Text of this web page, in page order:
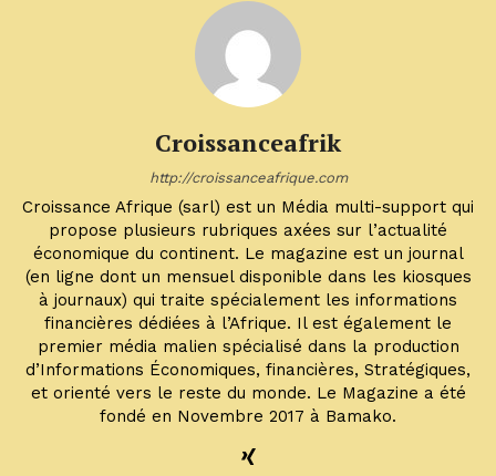
Croissanceafrik
http://croissanceafrique.com
Croissance Afrique (sarl) est un Média multi-support qui
propose plusieurs rubriques axées sur l’actualité
économique du continent. Le magazine est un journal
(en ligne dont un mensuel disponible dans les kiosques
à journaux) qui traite spécialement les informations
financières dédiées à l’Afrique. Il est également le
premier média malien spécialisé dans la production
d’Informations Économiques, financières, Stratégiques,
et orienté vers le reste du monde. Le Magazine a été
fondé en Novembre 2017 à Bamako.